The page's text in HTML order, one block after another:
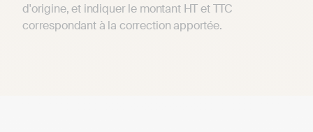
d'origine, et indiquer le montant HT et TTC
correspondant à la correction apportée.